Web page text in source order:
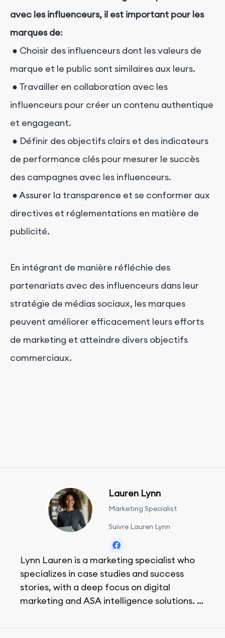
avec les influenceurs, il est important pour les
marques de:
● Choisir des influenceurs dont les valeurs de
marque et le public sont similaires aux leurs.
● Travailler en collaboration avec les
influenceurs pour créer un contenu authentique
et engageant.
● Définir des objectifs clairs et des indicateurs
de performance clés pour mesurer le succès
des campagnes avec les influenceurs.
● Assurer la transparence et se conformer aux
directives et réglementations en matière de
publicité.
En intégrant de manière réfléchie des
partenariats avec des influenceurs dans leur
stratégie de médias sociaux, les marques
peuvent améliorer efficacement leurs efforts
de marketing et atteindre divers objectifs
commerciaux.
Lauren Lynn
Marketing Specialist
Suivre Lauren Lynn
Lynn Lauren is a marketing specialist who
specializes in case studies and success
stories, with a deep focus on digital
marketing and ASA intelligence solutions.